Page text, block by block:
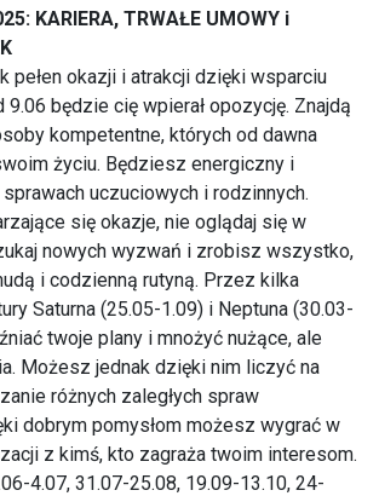
KARIERA, TRWAŁE UMOWY i
pełen okazji i atrakcji dzięki wsparciu
będzie cię wpierał opozycję. Znajdą
kompetentne, których od dawna
życiu. Będziesz energiczny i
uczuciowych i rodzinnych.
się okazje, nie oglądaj się w
nowych wyzwań i zrobisz wszystko,
i codzienną rutyną. Przez kilka
Saturna (25.05-1.09) i Neptuna (30.03-
twoje plany i mnożyć nużące, ale
Możesz jednak dzięki nim liczyć na
różnych zaległych spraw
dobrym pomysłom możesz wygrać w
z kimś, kto zagraża twoim interesom.
4.07, 31.07-25.08, 19.09-13.10, 24-